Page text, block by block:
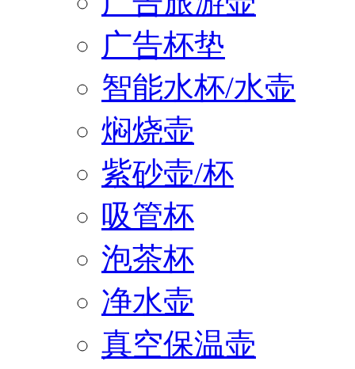
广告杯垫
智能水杯/水壶
焖烧壶
紫砂壶/杯
吸管杯
泡茶杯
净水壶
真空保温壶